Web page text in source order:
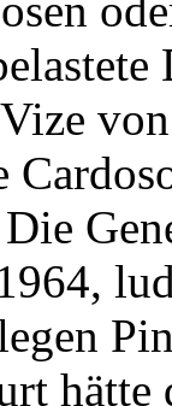
hätte